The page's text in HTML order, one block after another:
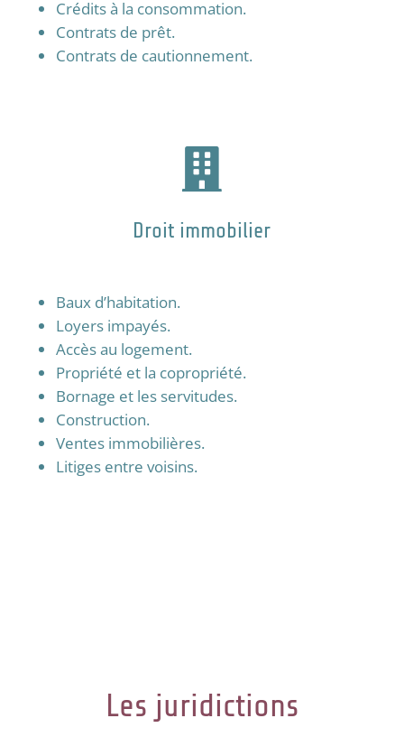
Crédits à la consommation.
Contrats de prêt.
Contrats de cautionnement.

Droit immobilier
Baux d’habitation.
Loyers impayés.
Accès au logement.
Propriété et la copropriété.
Bornage et les servitudes.
Construction.
Ventes immobilières.
Litiges entre voisins.
Les juridictions